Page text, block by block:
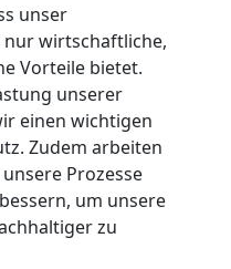
unser
nur wirtschaftliche,
Vorteile bietet.
unserer
einen wichtigen
Zudem arbeiten
Prozesse
um unsere
zu